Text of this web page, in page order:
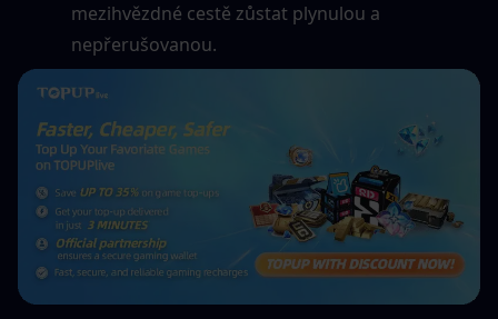
mezihvězdné cestě zůstat plynulou a
nepřerušovanou.